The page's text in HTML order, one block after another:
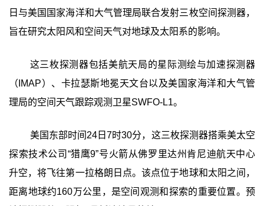
日与美国国家海洋和大气管理局联合发射三枚空间探测器，
旨在研究太阳风和空间天气对地球及太阳系的影响。
这三枚探测器包括美航天局的星际测绘与加速探测器
（IMAP）、卡拉瑟斯地冕天文台以及美国家海洋和大气管
理局的空间天气跟踪观测卫星SWFO-L1。
美国东部时间24日7时30分，这三枚探测器搭乘美太空
探索技术公司“猎鹰9”号火箭从佛罗里达州肯尼迪航天中心
升空，将飞往第一拉格朗日点。该点位于地球和太阳之间，
距离地球约160万公里，是空间观测和探索的重要位置。预